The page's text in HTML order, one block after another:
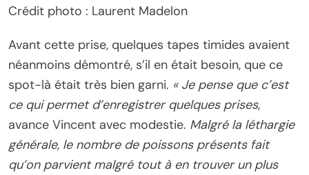
Crédit photo : Laurent Madelon
Avant cette prise, quelques tapes timides avaient
néanmoins démontré, s’il en était besoin, que ce
spot-là était très bien garni. « Je pense que c’est
ce qui permet d’enregistrer quelques prises,
avance Vincent avec modestie. Malgré la léthargie
générale, le nombre de poissons présents fait
qu’on parvient malgré tout à en trouver un plus